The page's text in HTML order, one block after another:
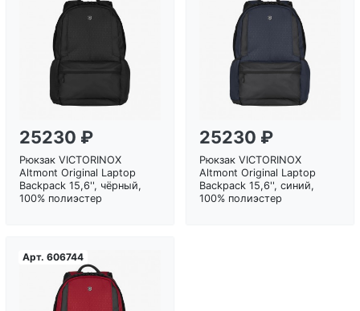
25230 ₽
Рюкзак VICTORINOX
Altmont Original Laptop
Backpack 15,6'', чёрный,
100% полиэстер
25230 ₽
Рюкзак VICTORINOX
Altmont Original Laptop
Backpack 15,6'', синий,
100% полиэстер
Арт. 606744